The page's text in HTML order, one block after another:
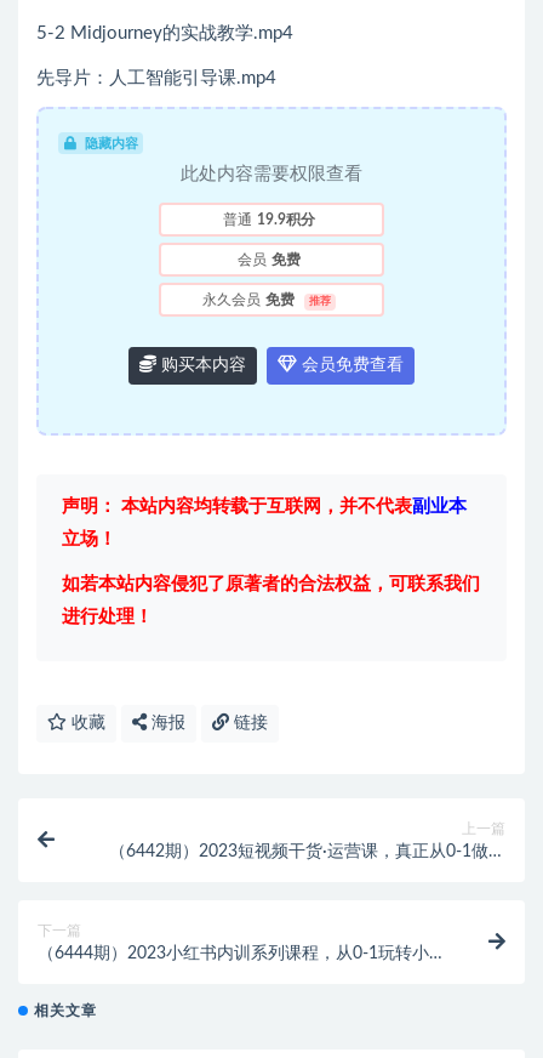
5-2 Midjourney的实战教学.mp4
先导片：人工智能引导课.mp4
隐藏内容
此处内容需要权限查看
普通 19.9积分
会员 免费
永久会员 免费 推荐
购买本内容 会员免费查看
声明： 本站内容均转载于互联网，并不代表副业本
立场！
如若本站内容侵犯了原著者的合法权益，可联系我们
进行处理！
收藏 海报 链接
上一篇
（6442期）2023短视频干货·运营课，真正从0-1做好
下一篇
（6444期）2023小红书内训系列课程，从0-1玩转小红
相关文章